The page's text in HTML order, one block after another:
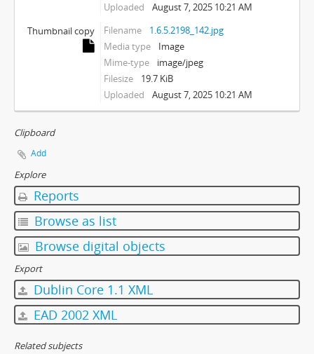
Uploaded
August 7, 2025 10:21 AM
Thumbnail copy
Filename
1.6.5.2198_142.jpg
Media type
Image
Mime-type
image/jpeg
Filesize
19.7 KiB
Uploaded
August 7, 2025 10:21 AM
Clipboard
Add
Explore
Reports
Browse as list
Browse digital objects
Export
Dublin Core 1.1 XML
EAD 2002 XML
Related subjects